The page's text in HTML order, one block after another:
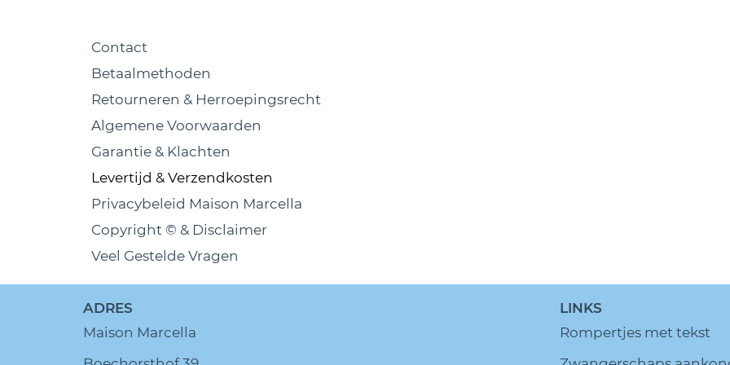
Contact
Betaalmethoden
Retourneren & Herroepingsrecht
Algemene Voorwaarden
Garantie & Klachten
Levertijd & Verzendkosten
Privacybeleid Maison Marcella
Copyright © & Disclaimer
Veel Gestelde Vragen
ADRES
Maison Marcella
LINKS
Rompertjes met tekst